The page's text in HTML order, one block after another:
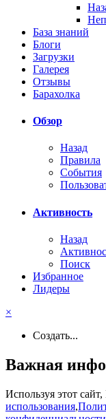
База знаний
Блоги
Загрузки
Галерея
Отзывы
Барахолка
Обзор
Назад
Правила
События
Активность
Назад
Поиск
Избранное
Лидеры
×
Создать...
Важная
Используя этот
использования,